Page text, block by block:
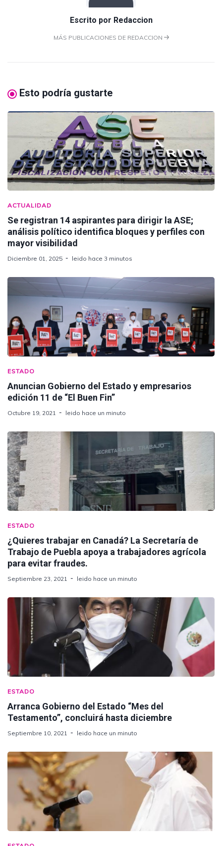
Escrito por Redaccion
MÁS PUBLICACIONES DE REDACCION
Esto podría gustarte
ACTUALIDAD
Se registran 14 aspirantes para dirigir la ASE;
análisis político identifica bloques y perfiles con
mayor visibilidad
Diciembre 01, 2025 leido hace 3 minutos
ESTADO
Anuncian Gobierno del Estado y empresarios
edición 11 de “El Buen Fin”
Octubre 19, 2021 leido hace un minuto
ESTADO
¿Quieres trabajar en Canadá? La Secretaría de
Trabajo de Puebla apoya a trabajadores agrícola
para evitar fraudes.
Septiembre 23, 2021 leido hace un minuto
ESTADO
Arranca Gobierno del Estado “Mes del
Testamento”, concluirá hasta diciembre
Septiembre 10, 2021 leido hace un minuto